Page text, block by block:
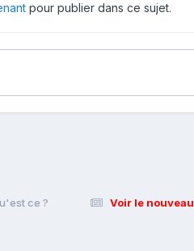
pour publier dans ce sujet.
Voir le
ce ?